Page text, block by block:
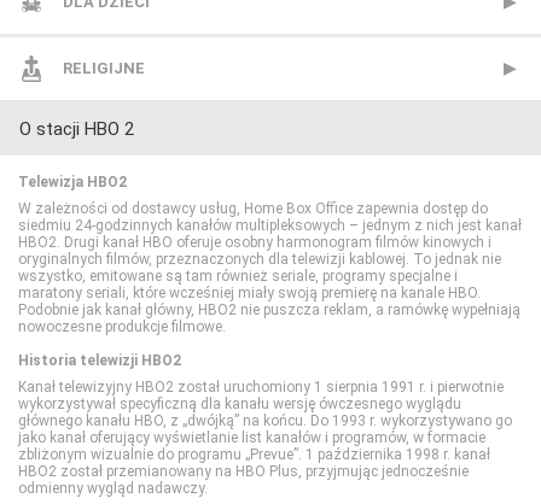
CANAL+ Sport 4
CANAL+ Sport 5
Eleven Sports 1
Eleven Sports 2
Eleven Sports 3
Eleven Sports 4
Eurosport 1
TVP Info
Wydarzenia 24
CBS Reality
CI Polsat
Discovery Channel
Discovery Historia
Discovery Life
Discovery Science
DTX (d. Discovery Turbo Xtra)
MTV Polska
TVP Rozrywka
CANAL+ Domo
CANAL+ Kuchnia
Food Network
HGTV
Lifetime
Polsat Cafe
Polsat Games
Cartoon Network
Cartoonito
Disney Channel
Disney Junior
Disney XD
MiniMini+
Nickelodeon
RELIGIJNE
TV Trwam
O stacji HBO 2
Telewizja HBO2
W zależności od dostawcy usług, Home Box Office zapewnia dostęp do
siedmiu 24-godzinnych kanałów multipleksowych – jednym z nich jest kanał
HBO2. Drugi kanał HBO oferuje osobny harmonogram filmów kinowych i
oryginalnych filmów, przeznaczonych dla telewizji kablowej. To jednak nie
wszystko, emitowane są tam również seriale, programy specjalne i
maratony seriali, które wcześniej miały swoją premierę na kanale HBO.
Podobnie jak kanał główny, HBO2 nie puszcza reklam, a ramówkę wypełniają
nowoczesne produkcje filmowe.
Historia telewizji HBO2
Kanał telewizyjny HBO2 został uruchomiony 1 sierpnia 1991 r. i pierwotnie
wykorzystywał specyficzną dla kanału wersję ówczesnego wyglądu
głównego kanału HBO, z „dwójką” na końcu. Do 1993 r. wykorzystywano go
jako kanał oferujący wyświetlanie list kanałów i programów, w formacie
zbliżonym wizualnie do programu „Prevue”. 1 października 1998 r. kanał
HBO2 został przemianowany na HBO Plus, przyjmując jednocześnie
odmienny wygląd nadawczy.